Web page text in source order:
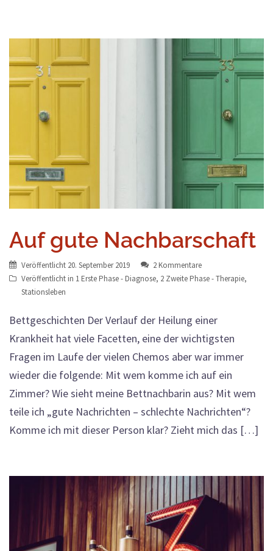
Auf gute Nachbarschaft
Veröffentlicht 20. September 2019
2 Kommentare
Veröffentlicht in 1 Erste Phase - Diagnose, 2 Zweite Phase - Therapie,
Stationsleben
Bettgeschichten Der Verlauf der Heilung einer
Krankheit hat viele Facetten, eine der wichtigsten
Fragen im Laufe der vielen Chemos aber war immer
wieder die folgende: Mit wem komme ich auf ein
Zimmer? Wie sieht meine Bettnachbarin aus? Mit wem
teile ich „gute Nachrichten – schlechte Nachrichten“?
Komme ich mit dieser Person klar? Zieht mich das […]